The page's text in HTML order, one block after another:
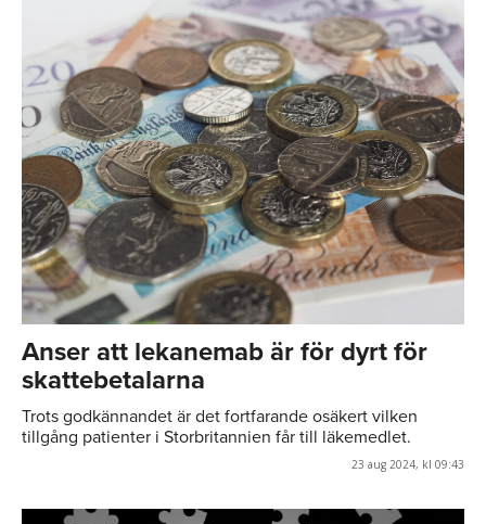
Anser att lekanemab är för dyrt för
skattebetalarna
Trots godkännandet är det fortfarande osäkert vilken
tillgång patienter i Storbritannien får till läkemedlet.
23 aug 2024, kl 09:43